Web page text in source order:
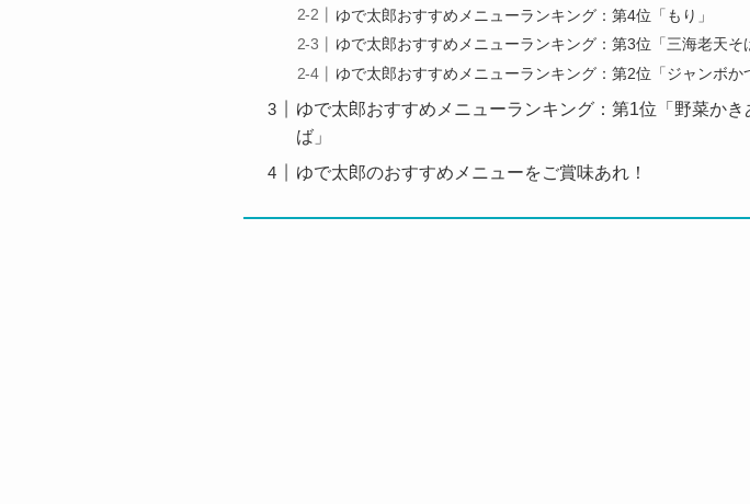
ゆで太郎おすすめメニューランキング：第4位「もり」
ゆで太郎おすすめメニューランキング：第3位「三海老天そ
ゆで太郎おすすめメニューランキング：第2位「ジャンボか
ゆで太郎おすすめメニューランキング：第1位「野菜かき
ば」
ゆで太郎のおすすめメニューをご賞味あれ！